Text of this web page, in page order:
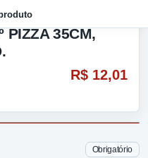
PIZZA 35CM,
R$ 12,01
Obrigatório